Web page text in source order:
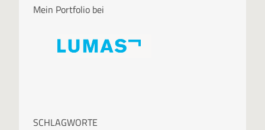
Mein Portfolio bei
SCHLAGWORTE